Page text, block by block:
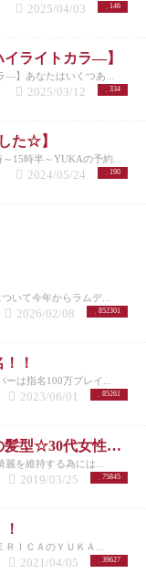
146
2025/04/03
ライトカラ―】
―】あなたはいくつあ...
334
2025/03/12
た☆】
15時半～YUKAの予約...
190
2024/05/24
いて今年からラムデ...
852301
2026/02/08
！
は指名100万プレイ...
85261
2023/06/01
授乳期のママにもおすすめの髪型☆30代女性を若く見せるスタイル特集☆
を維持する為には...
75845
2019/03/25
ＩＣＡのＹＵＫＡ...
39627
2021/04/05